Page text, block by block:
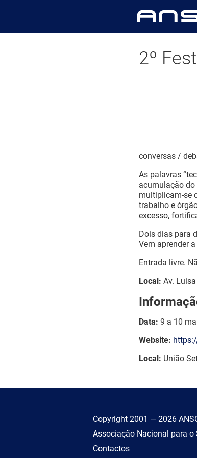
2º
conversas /
As palavras
acumulação
multiplicam-se
trabalho e
excesso,
Dois dias para
Vem aprender
Entrada livre.
Local: Av.
Data: 9 a 10
Website:
Local: União
Copyright 2001 — 2026
Associação Nacional para o
Contactos